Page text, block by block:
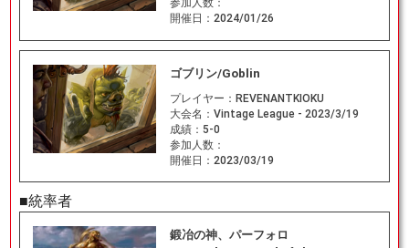
参加人数：
開催日： 2024/01/26
ゴブリン/Goblin
プレイヤー： REVENANTKIOKU
大会名： Vintage League - 2023/3/19
成績： 5-0
参加人数：
開催日： 2023/03/19
■統率者
鍛冶の神、パーフォロ